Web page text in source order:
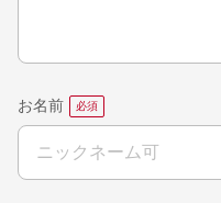
お名前